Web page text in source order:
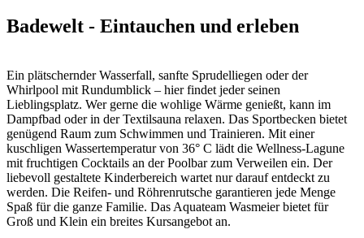
Badewelt - Eintauchen und erleben
Ein plätschernder Wasserfall, sanfte Sprudelliegen oder der
Whirlpool mit Rundumblick – hier findet jeder seinen
Lieblingsplatz. Wer gerne die wohlige Wärme genießt, kann im
Dampfbad oder in der Textilsauna relaxen. Das Sportbecken bietet
genügend Raum zum Schwimmen und Trainieren. Mit einer
kuschligen Wassertemperatur von 36° C lädt die Wellness-Lagune
mit fruchtigen Cocktails an der Poolbar zum Verweilen ein. Der
liebevoll gestaltete Kinderbereich wartet nur darauf entdeckt zu
werden. Die Reifen- und Röhrenrutsche garantieren jede Menge
Spaß für die ganze Familie. Das Aquateam Wasmeier bietet für
Groß und Klein ein breites Kursangebot an.